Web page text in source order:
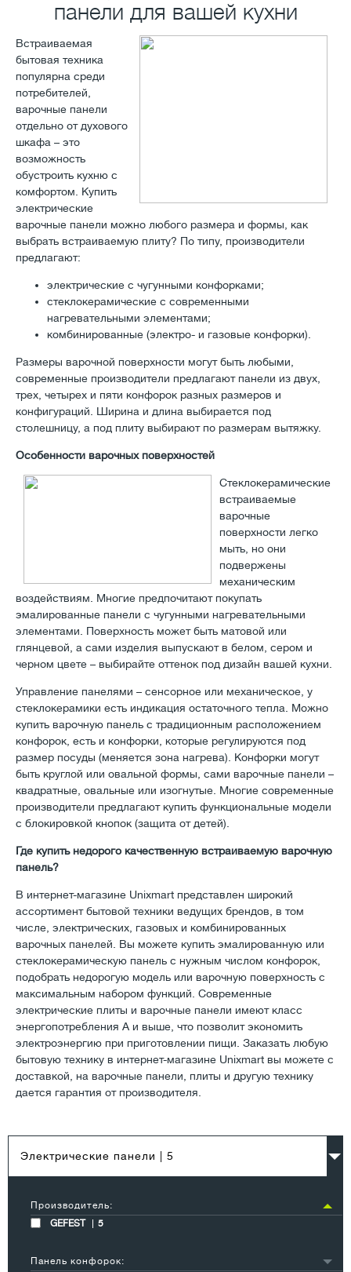
панели для вашей кухни
Встраиваемая
бытовая техника
популярна среди
потребителей,
варочные панели
отдельно от духового
шкафа – это
возможность
обустроить кухню с
комфортом. Купить
электрические
варочные панели можно любого размера и формы, как
выбрать встраиваемую плиту? По типу, производители
предлагают:
электрические с чугунными конфорками;
стеклокерамические с современными
нагревательными элементами;
комбинированные (электро- и газовые конфорки).
Размеры варочной поверхности могут быть любыми,
современные производители предлагают панели из двух,
трех, четырех и пяти конфорок разных размеров и
конфигураций. Ширина и длина выбирается под
столешницу, а под плиту выбирают по размерам вытяжку.
Особенности варочных поверхностей
Стеклокерамические
встраиваемые
варочные
поверхности легко
мыть, но они
подвержены
механическим
воздействиям. Многие предпочитают покупать
эмалированные панели с чугунными нагревательными
элементами. Поверхность может быть матовой или
глянцевой, а сами изделия выпускают в белом, сером и
черном цвете – выбирайте оттенок под дизайн вашей кухни.
Управление панелями – сенсорное или механическое, у
стеклокерамики есть индикация остаточного тепла. Можно
купить варочную панель с традиционным расположением
конфорок, есть и конфорки, которые регулируются под
размер посуды (меняется зона нагрева). Конфорки могут
быть круглой или овальной формы, сами варочные панели –
квадратные, овальные или изогнутые. Многие современные
производители предлагают купить функциональные модели
с блокировкой кнопок (защита от детей).
Где купить недорого качественную встраиваемую варочную
панель?
В интернет-магазине Unixmart представлен широкий
ассортимент бытовой техники ведущих брендов, в том
числе, электрических, газовых и комбинированных
варочных панелей. Вы можете купить эмалированную или
стеклокерамическую панель с нужным числом конфорок,
подобрать недорогую модель или варочную поверхность с
максимальным набором функций. Современные
электрические плиты и варочные панели имеют класс
энергопотребления А и выше, что позволит экономить
электроэнергию при приготовлении пищи. Заказать любую
бытовую технику в интернет-магазине Unixmart вы можете с
доставкой, на варочные панели, плиты и другую технику
дается гарантия от производителя.
Электрические панели | 5
Производитель:
GEFEST
5
Панель конфорок: